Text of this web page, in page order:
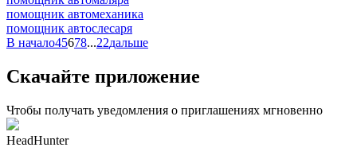
помощник автомеханика
помощник автослесаря
В начало45678...22дальше
Скачайте приложение
Чтобы получать уведомления о приглашениях мгновенно
HeadHunter